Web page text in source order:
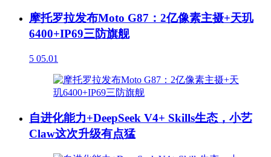
摩托罗拉发布Moto G87：2亿像素主摄+天玑
6400+IP69三防旗舰
5 05.01
自进化能力+DeepSeek V4+ Skills生态，小艺
Claw这次升级有点猛